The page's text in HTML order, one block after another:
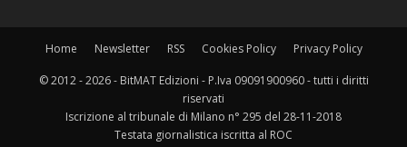
Home Newsletter RSS Cookies Policy Privacy Policy
© 2012 - 2026 - BitMAT Edizioni - P.Iva 09091900960 - tutti i diritti
riservati
Iscrizione al tribunale di Milano n° 295 del 28-11-2018
Testata giornalistica iscritta al ROC